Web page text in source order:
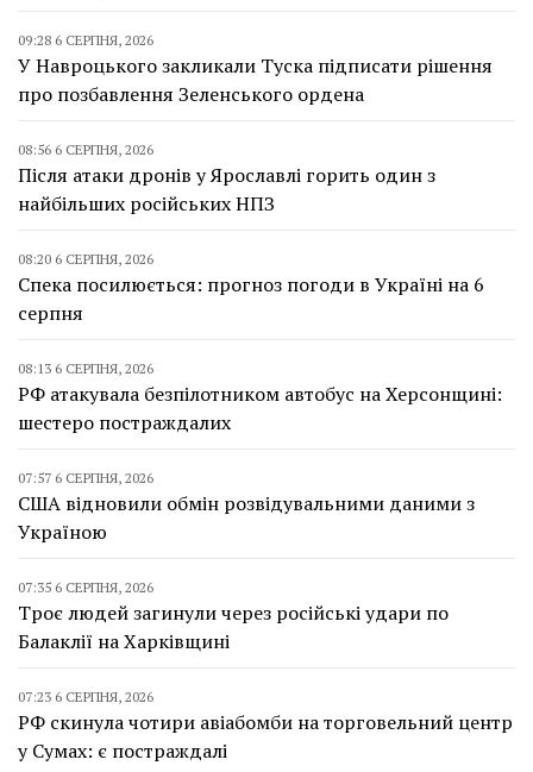
09:28 6 СЕРПНЯ, 2026
У Навроцького закликали Туска підписати рішення
про позбавлення Зеленського ордена
08:56 6 СЕРПНЯ, 2026
Після атаки дронів у Ярославлі горить один з
найбільших російських НПЗ
08:20 6 СЕРПНЯ, 2026
Спека посилюється: прогноз погоди в Україні на 6
серпня
08:13 6 СЕРПНЯ, 2026
РФ атакувала безпілотником автобус на Херсонщині:
шестеро постраждалих
07:57 6 СЕРПНЯ, 2026
США відновили обмін розвідувальними даними з
Україною
07:35 6 СЕРПНЯ, 2026
Троє людей загинули через російські удари по
Балаклії на Харківщині
07:23 6 СЕРПНЯ, 2026
РФ скинула чотири авіабомби на торговельний центр
у Сумах: є постраждалі